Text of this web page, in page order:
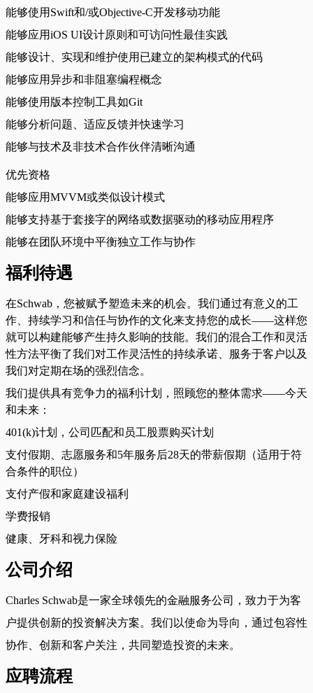
能够使用Swift和/或Objective-C开发移动功能
能够应用iOS UI设计原则和可访问性最佳实践
能够设计、实现和维护使用已建立的架构模式的代码
能够应用异步和非阻塞编程概念
能够使用版本控制工具如Git
能够分析问题、适应反馈并快速学习
能够与技术及非技术合作伙伴清晰沟通
优先资格
能够应用MVVM或类似设计模式
能够支持基于套接字的网络或数据驱动的移动应用程序
能够在团队环境中平衡独立工作与协作
福利待遇
在Schwab，您被赋予塑造未来的机会。我们通过有意义的工
作、持续学习和信任与协作的文化来支持您的成长——这样您
就可以构建能够产生持久影响的技能。我们的混合工作和灵活
性方法平衡了我们对工作灵活性的持续承诺、服务于客户以及
我们对定期在场的强烈信念。
我们提供具有竞争力的福利计划，照顾您的整体需求——今天
和未来：
401(k)计划，公司匹配和员工股票购买计划
支付假期、志愿服务和5年服务后28天的带薪假期（适用于符
合条件的职位）
支付产假和家庭建设福利
学费报销
健康、牙科和视力保险
公司介绍
Charles Schwab是一家全球领先的金融服务公司，致力于为客
户提供创新的投资解决方案。我们以使命为导向，通过包容性
协作、创新和客户关注，共同塑造投资的未来。
应聘流程